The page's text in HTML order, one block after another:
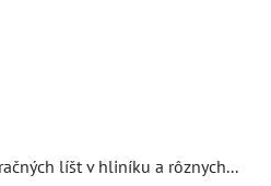
líšt v hliníku a rôznych...